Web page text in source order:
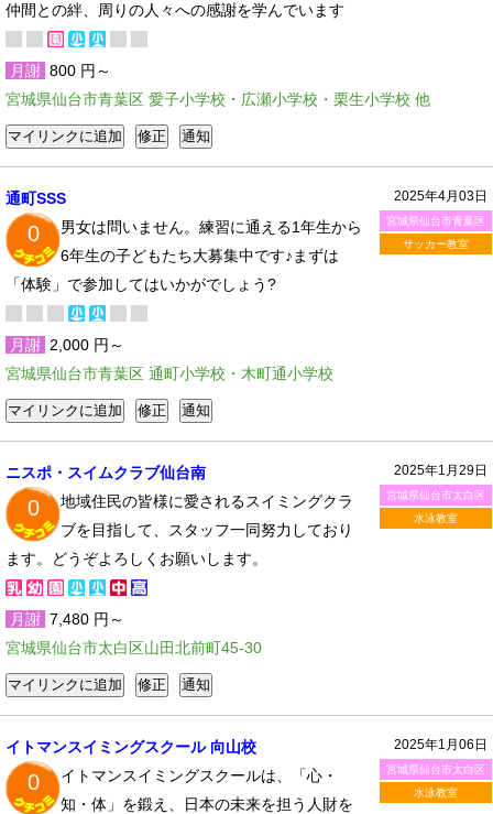
仲間との絆、周りの人々への感謝を学んでいます
月謝 800 円～
宮城県仙台市青葉区 愛子小学校・広瀬小学校・栗生小学校 他
2025年4月03日
宮城県仙台市青葉区
サッカー教室
通町SSS
0
男女は問いません。練習に通える1年生から
6年生の子どもたち大募集中です♪まずは
「体験」で参加してはいかがでしょう?
月謝 2,000 円～
宮城県仙台市青葉区 通町小学校・木町通小学校
2025年1月29日
宮城県仙台市太白区
水泳教室
ニスポ・スイムクラブ仙台南
0
地域住民の皆様に愛されるスイミングクラ
ブを目指して、スタッフ一同努力しており
ます。どうぞよろしくお願いします。
月謝 7,480 円～
宮城県仙台市太白区山田北前町45-30
2025年1月06日
宮城県仙台市太白区
水泳教室
イトマンスイミングスクール 向山校
0
イトマンスイミングスクールは、「心・
知・体」を鍛え、日本の未来を担う人財を